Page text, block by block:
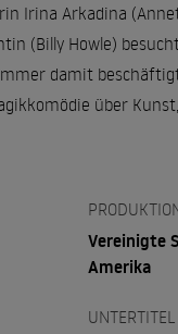
Irina Arkadina
(Billy Howle)
damit
über
Vereinigte
Amerika
UNTERTITEL